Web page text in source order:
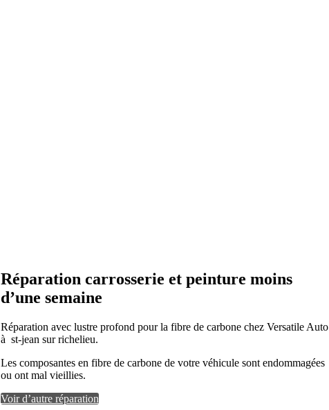
Réparation carrosserie et peinture moins
d’une semaine
Réparation avec lustre profond pour la fibre de carbone chez Versatile Auto
à st-jean sur richelieu.
Les composantes en fibre de carbone de votre véhicule sont endommagées
ou ont mal vieillies.
Voir d’autre réparation